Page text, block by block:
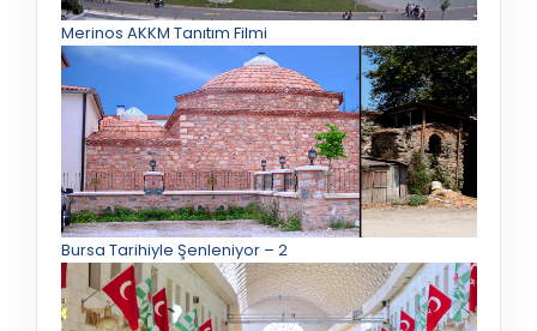
Merinos AKKM Tanıtım Filmi
Bursa Tarihiyle Şenleniyor – 2